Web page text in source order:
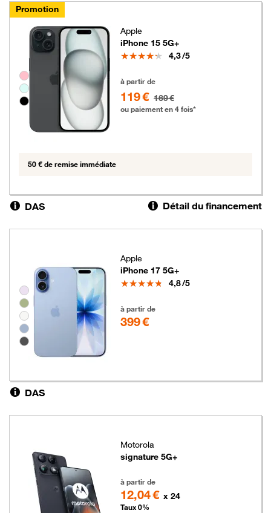
Promotion
Groupe de couleurs disponibles non sélectionnables
Apple
iPhone 15 5G+
Note
4,3/5
à partir de
119 € 169 €
ou paiement en 4 fois*
50 € de remise immédiate
DAS Détail du financement
Groupe de couleurs disponibles non sélectionnables
Apple
iPhone 17 5G+
Note
4,8/5
à partir de
399 €
DAS
Motorola
signature 5G+
à partir de
12,04 € x 24
Taux 0%